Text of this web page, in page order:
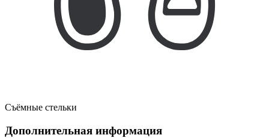
Съёмные стельки
Дополнительная информация